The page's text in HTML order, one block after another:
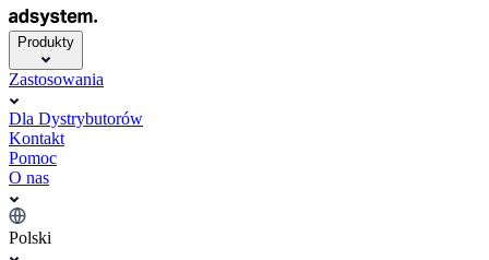
Produkty
Zastosowania
Dla Dystrybutorów
Kontakt
Pomoc
O nas
Polski